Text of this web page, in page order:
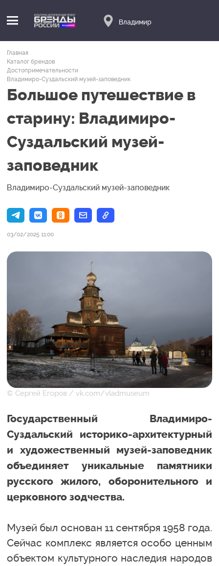
Владимир
Главная
Каталог брендов
Достопримечательности
Владимиро-Суздальский музей-заповедник
Большое путешествие в
старину: Владимиро-
Суздальский музей-
заповедник
Владимиро-Суздальский музей-заповедник
03/02/2025 11:00
© Сергей Егоров / vk.com/vladmuseum
Государственный Владимиро-
Суздальский историко-архитектурный
и художественный музей-заповедник
объединяет уникальные памятники
русского жилого, оборонительного и
церковного зодчества.
Музей был основан 11 сентября 1958 года.
Сейчас комплекс является особо ценным
объектом культурного наследия народов